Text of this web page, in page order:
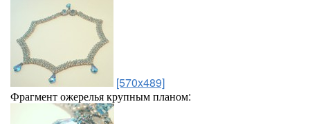
[570x489]
Фрагмент ожерелья крупным планом: